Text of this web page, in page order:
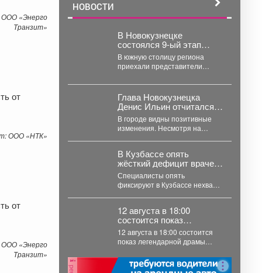
«Энерго
Транзит»
от
ООО «НТК»
от
«Энерго
Транзит»
НОВОСТИ
В Новокузнецке
состоялся 9-ый этап
Кубка Кузбасса по
быстрым шахматам.
В южную столицу региона
приехали представители
Междуреченска, Ленинска-
Кузнецкого, Топок, а также
гости из...
Глава Новокузнецка
Денис Ильин отчитался
об итогах работы в
первом полугодии и
доложил о планах
будущей работы.
В городе видны позитивные
изменения. Несмотря на
объекты, формируется
комфортная городская...
В Кузбассе опять
жёсткий дефицит врачей
– сколько не хватает
Специалисты опять
фиксируют в Кузбассе нехватку
специальности....
12 августа в 18:00
состоится показ
легендарной драмы
«Мужики!.
12 августа в 18:00 состоится
показ легендарной драмы
Искры Бабич. Фильм,...